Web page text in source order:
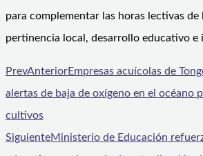
para complementar las horas lectivas de
pertinencia local, desarrollo educativo e
PrevAnteriorEmpresas acuícolas de
alertas de baja de oxígeno en el océano
cultivos
SiguienteMinisterio de Educación